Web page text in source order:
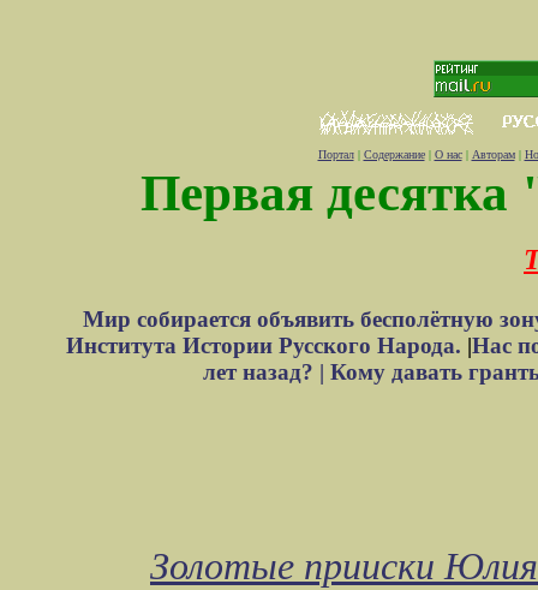
Портал| Содержание| О нас| Авторам|
Первая десятка
Мир собирается объявить бесполётную
Института Истории Русского Народа. |Нас
лет назад? | Кому давать
Золотые прииски